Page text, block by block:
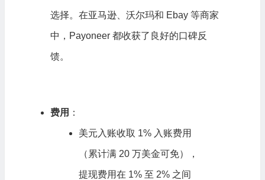
选择。在亚马逊、沃尔玛和 Ebay 等商家
中，Payoneer 都收获了良好的口碑反
馈。
费用 ：
美元入账收取 1% 入账费用
（累计满 20 万美金可免），
提现费用在 1% 至 2% 之间